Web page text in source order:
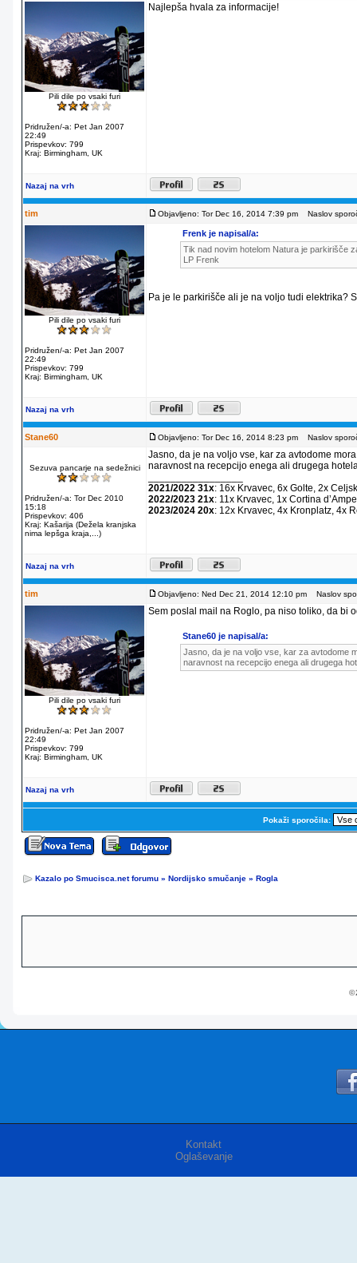
Pili dile po vsaki furi
Pridružen/-a: Pet Jan 2007
22:49
Prispevkov: 799
Kraj: Birmingham, UK
Najlepša hvala za informacije!
Nazaj na vrh
tim Objavljeno: Tor Dec 16, 2014 7:39 pm Naslov
Pili dile po vsaki furi
Pridružen/-a: Pet Jan 2007
22:49
Prispevkov: 799
Kraj: Birmingham, UK
Frenk je napisal/a:
Tik nad novim hotelom Natura je parkirišče
LP Frenk
Pa je le parkirišče ali je na voljo tudi elektrika?
Nazaj na vrh
Stane60 Objavljeno: Tor Dec 16, 2014 8:23 pm Naslov
Sezuva pancarje na sedežnici
Pridružen/-a: Tor Dec 2010
15:18
Prispevkov: 406
Kraj: Kašarija (Dežela kranjska
nima lepšga kraja,...)
Jasno, da je na voljo vse, kar za avtodome
naravnost na recepcijo enega ali drugega
2021/2022 31x: 16x Krvavec, 6x Golte, 2x
2022/2023 21x: 11x Krvavec, 1x Cortina
2023/2024 20x: 12x Krvavec, 4x Kronplatz, 4x
Nazaj na vrh
tim Objavljeno: Ned Dec 21, 2014 12:10 pm Naslov
Pili dile po vsaki furi
Pridružen/-a: Pet Jan 2007
22:49
Prispevkov: 799
Kraj: Birmingham, UK
Sem poslal mail na Roglo, pa niso toliko, da bi
Stane60 je napisal/a:
Jasno, da je na voljo vse, kar za avtodome
naravnost na recepcijo enega ali drugega
Nazaj na vrh
Pokaži sporočila:
Kazalo po Smucisca.net forumu » Nordijsko smučanje » Rogla
©
Kontakt
Oglaševanje